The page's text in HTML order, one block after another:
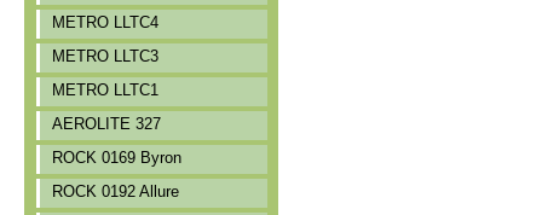
METRO LLTC4
METRO LLTC3
METRO LLTC1
AEROLITE 327
ROCK 0169 Byron
ROCK 0192 Allure